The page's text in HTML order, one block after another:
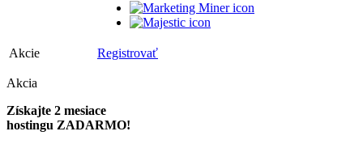
Akcie Registrovať
Akcia
Získajte 2 mesiace
hostingu ZADARMO!